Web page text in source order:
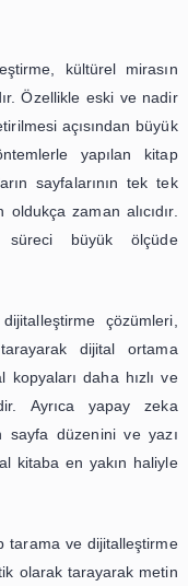
dijital ortamda
Sektöründe
yapılan
Yapay zeka
öğrencilerin ve
aynı zamanda
ve
Ancak